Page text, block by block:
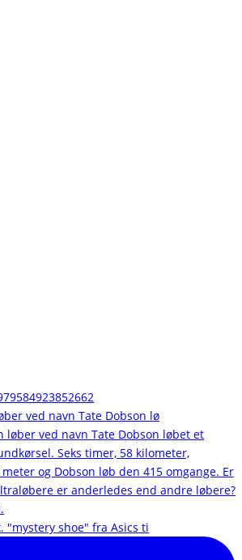
ved navn Tate Dobson lø
"mystery shoe" fra Asics ti